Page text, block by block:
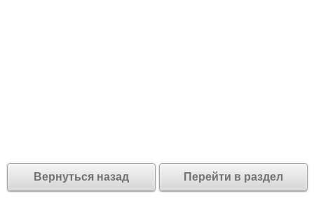
Вернуться назад Перейти в раздел